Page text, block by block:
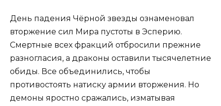
День падения Чёрной звезды ознаменовал
вторжение сил Мира пустоты в Эсперию.
Смертные всех фракций отбросили прежние
разногласия, а драконы оставили тысячелетние
обиды. Все объединились, чтобы
противостоять натиску армии вторжения. Но
демоны яростно сражались, изматывая